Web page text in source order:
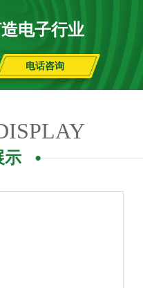
电子行业
电话咨询
示